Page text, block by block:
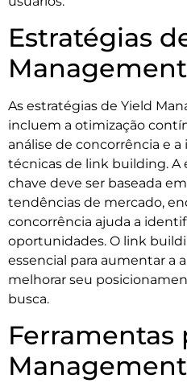
Estratégias
As estratégias de Yield
incluem a otimização
análise de concorrência e
técnicas de link building. A
chave deve ser baseada
tendências de mercado,
concorrência ajuda a
oportunidades. O link
essencial para aumentar a
melhorar seu
busca.
Ferramentas